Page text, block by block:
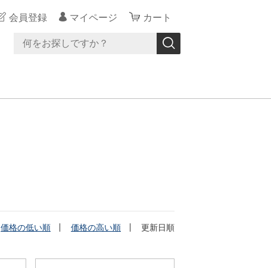
会員登録 マイページ カート
価格の低い順 価格の高い順 更新日順